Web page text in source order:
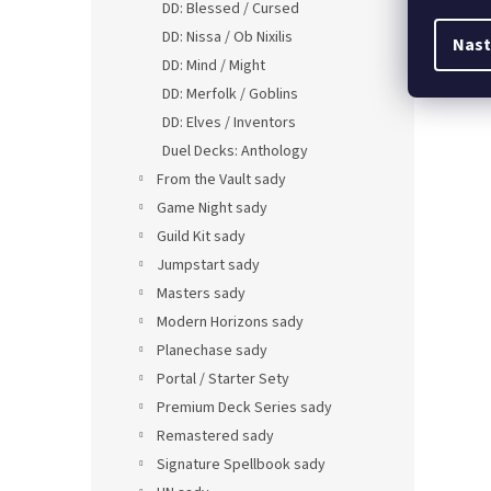
DD: Blessed / Cursed
DD: Nissa / Ob Nixilis
DD: Mind / Might
DD: Merfolk / Goblins
DD: Elves / Inventors
Duel Decks: Anthology
From the Vault sady
Game Night sady
Guild Kit sady
Jumpstart sady
Masters sady
Modern Horizons sady
Planechase sady
Portal / Starter Sety
Premium Deck Series sady
Remastered sady
Signature Spellbook sady